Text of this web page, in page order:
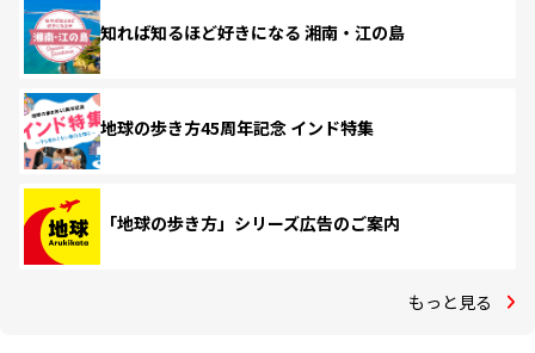
知れば知るほど好きになる 湘南・江の島
地球の歩き方45周年記念 インド特集
「地球の歩き方」シリーズ広告のご案内
もっと見る